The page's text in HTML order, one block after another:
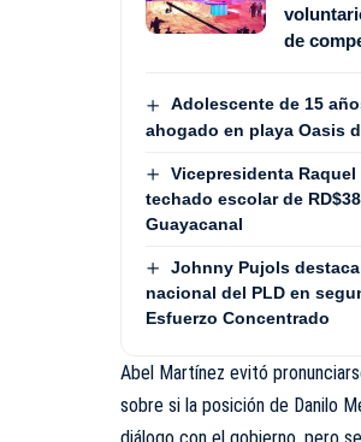
de
Adolescente de 15
ahogado en playa Oasis
Vicepresidenta Raquel
techado escolar de
Guayacanal
Johnny Pujols
nacional del PLD en
Esfuerzo Concentrado
Abel Martínez evitó
sobre si la posición de Danilo